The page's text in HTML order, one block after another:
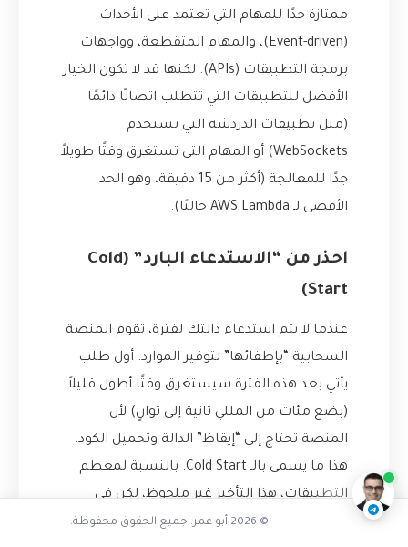
ممتازة جدًا للمهام التي تعتمد على الأحداث
(Event-driven)، والمهام المتقطعة، وواجهات
برمجة التطبيقات (APIs). لكنها قد لا تكون الخيار
الأفضل للتطبيقات التي تتطلب اتصالًا دائمًا
(مثل تطبيقات الدردشة التي تستخدم
WebSockets) أو المهام التي تستغرق وقتًا طويلاً
جدًا للمعالجة (أكثر من 15 دقيقة، وهو الحد
الأقصى لـ AWS Lambda حاليًا).
احذر من “الاستدعاء البارد” (Cold
Start)
عندما لا يتم استدعاء دالتك لفترة، تقوم المنصة
السحابية “بإطفائها” لتوفير الموارد. أول طلب
يأتي بعد هذه الفترة سيستغرق وقتًا أطول قليلاً
(بضع مئات من المللي ثانية إلى ثوانٍ) لأن
المنصة تحتاج إلى “إيقاظ” الدالة وتحميل الكود.
هذا ما يسمى بالـ Cold Start. بالنسبة لمعظم
التطبيقات، هذا التأخير غير ملحوظ، لكن في
التطبيقات الحساسة للسرعة، يجب أن تكون على
ما هي الحوسبة الخوادمية Serverless
ناقشنا على تليجرام @AbuOmarTech_bot
© 2026 أبو عمر. جميع الحقوق محفوظة.